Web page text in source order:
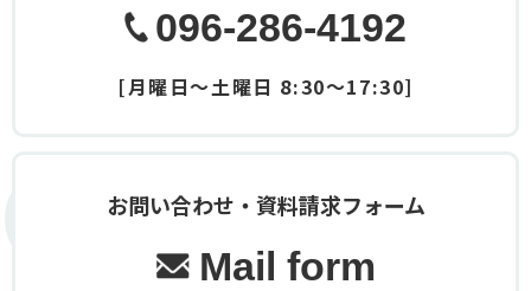
Contact
096-286-4192
[月曜日～土曜日 8:30～17:30]
お問い合わせ・資料請求フォーム
Mail form